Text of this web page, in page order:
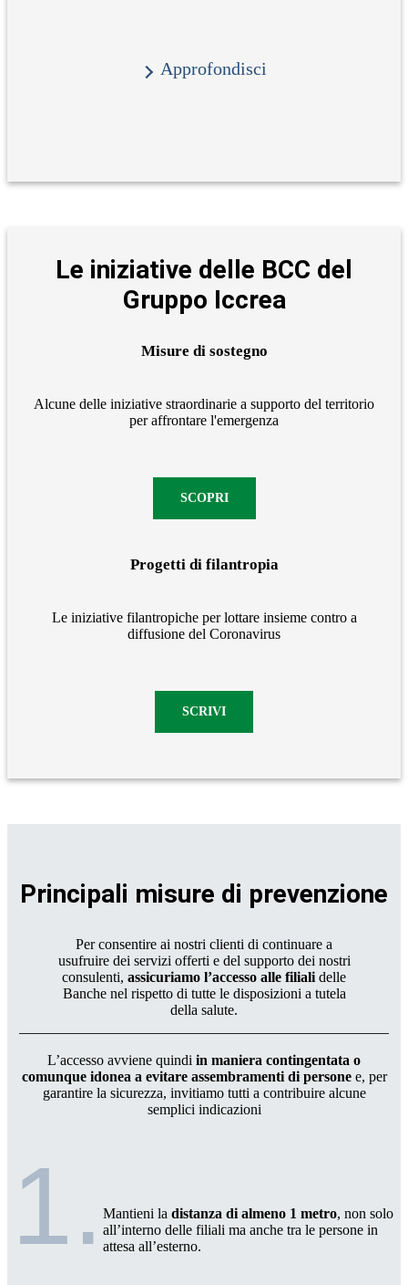
Approfondisci
Le iniziative delle BCC del
Gruppo Iccrea
Misure di sostegno
Alcune delle iniziative straordinarie a supporto del territorio
per affrontare l'emergenza
SCOPRI
Progetti di filantropia
Le iniziative filantropiche per lottare insieme contro a
diffusione del Coronavirus
SCRIVI
Principali misure di prevenzione
Per consentire ai nostri clienti di continuare a
usufruire dei servizi offerti e del supporto dei nostri
consulenti, assicuriamo l’accesso alle filiali delle
Banche nel rispetto di tutte le disposizioni a tutela
della salute.
L’accesso avviene quindi in maniera contingentata o
comunque idonea a evitare assembramenti di personee, per
garantire la sicurezza, invitiamo tutti a contribuire alcune
semplici indicazioni
1. Mantieni la distanza di almeno 1 metro, non solo
all’interno delle filiali ma anche tra le persone in
attesa all’esterno.